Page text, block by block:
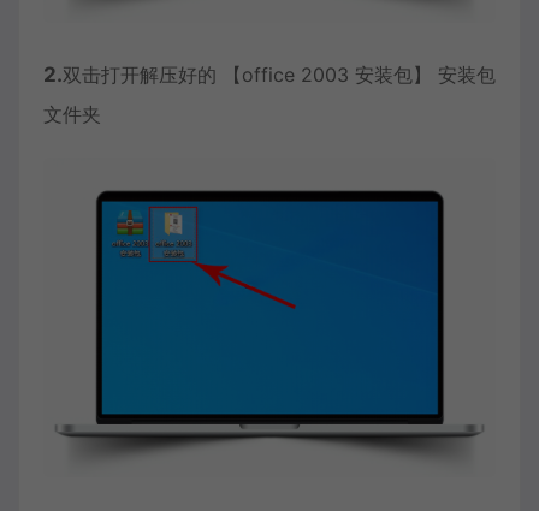
2.双击打开解压好的 【office 2003 安装包】 安装包
文件夹